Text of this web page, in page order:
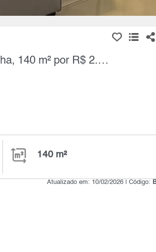
Apartamento, 3 Quartos à Venda, Santa Teresinha, 140 m² por R$ 2.000.000,00
140 m²
Atualizado em: 10/02/2026 | Código: